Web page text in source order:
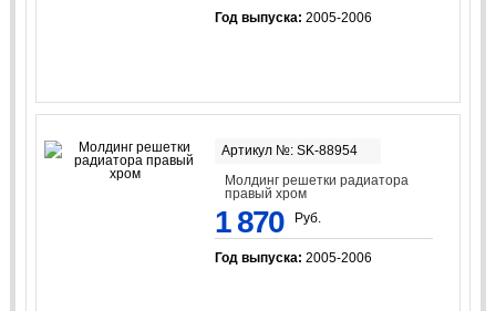
Год выпуска: 2005-2006
Артикул №: SK-88954
Молдинг решетки радиатора
правый хром
1 870 Руб.
Год выпуска: 2005-2006